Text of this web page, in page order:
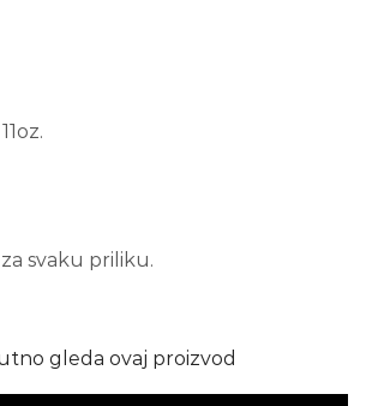
svaku priliku.
gleda ovaj proizvod